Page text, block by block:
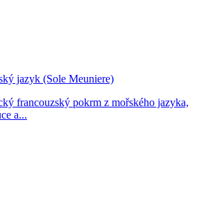
jazyk (Sole Meuniere)
francouzský pokrm z mořského jazyka,
a...